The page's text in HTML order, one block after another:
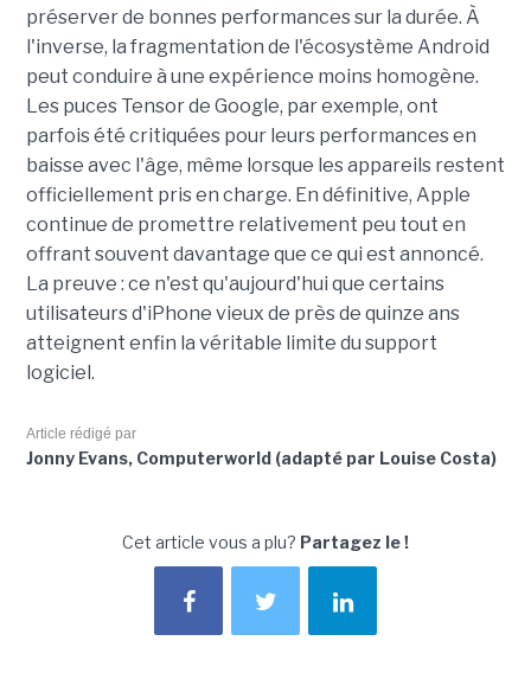
préserver de bonnes performances sur la durée. À
l'inverse, la fragmentation de l'écosystème Android
peut conduire à une expérience moins homogène.
Les puces Tensor de Google, par exemple, ont
parfois été critiquées pour leurs performances en
baisse avec l'âge, même lorsque les appareils restent
officiellement pris en charge. En définitive, Apple
continue de promettre relativement peu tout en
offrant souvent davantage que ce qui est annoncé.
La preuve : ce n'est qu'aujourd'hui que certains
utilisateurs d'iPhone vieux de près de quinze ans
atteignent enfin la véritable limite du support
logiciel.
Article rédigé par
Jonny Evans, Computerworld (adapté par Louise Costa)
Cet article vous a plu? Partagez le !